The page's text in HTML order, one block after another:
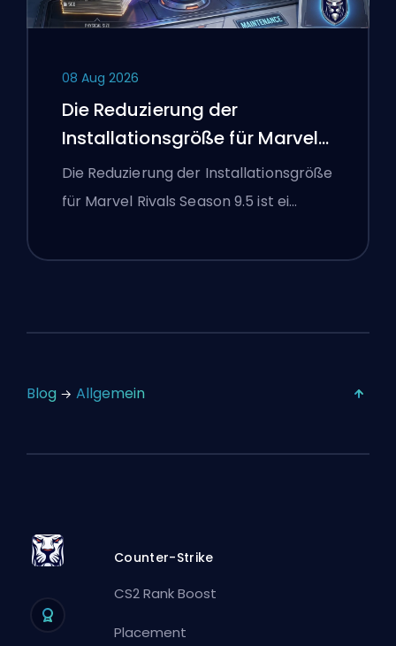
08 Aug 2026
Die Reduzierung der
Installationsgröße für Marvel
Rivals Season 9.5 erklärt
Die Reduzierung der Installationsgröße
für Marvel Rivals Season 9.5 ist ei…
Blog Allgemein
Counter-Strike
CS2 Rank Boost
Placement